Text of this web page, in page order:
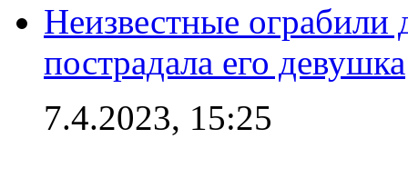
Неизвестные
пострадала его девушка
7.4.2023, 15:25